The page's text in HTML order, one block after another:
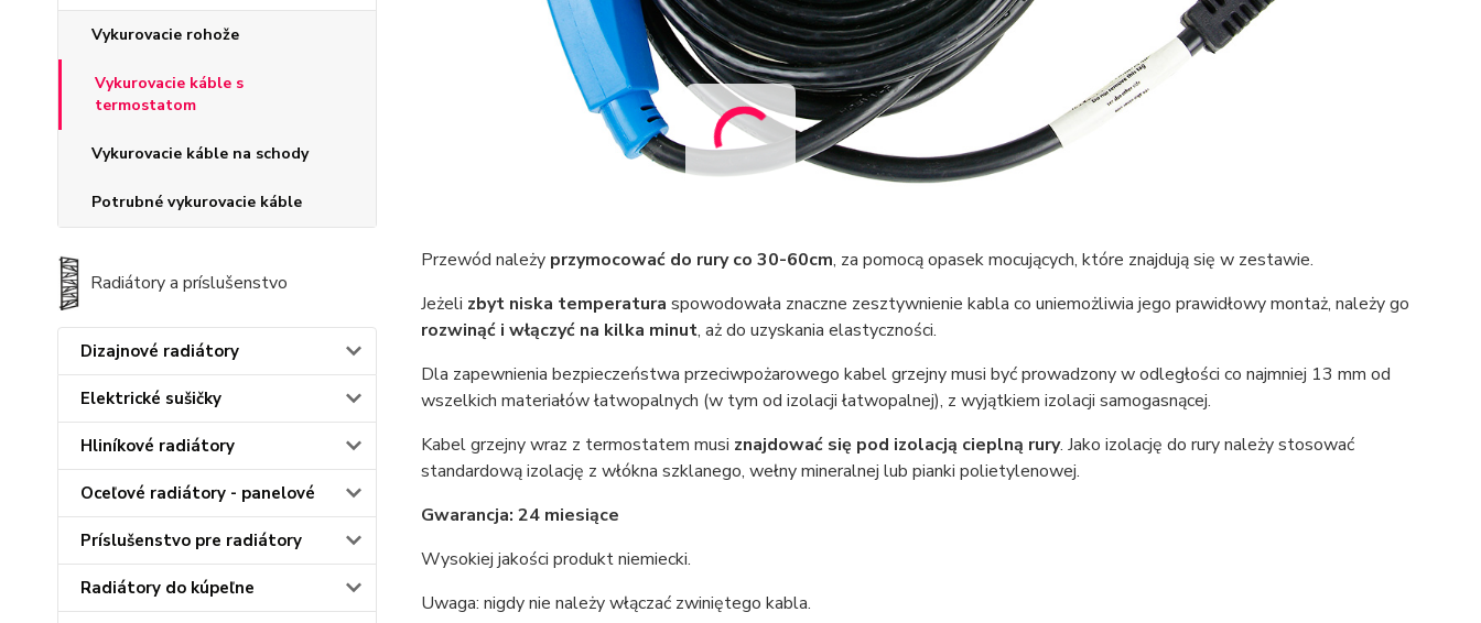
Vykurovacie rohože
Vykurovacie káble s
termostatom
Vykurovacie káble na schody
Potrubné vykurovacie káble
Radiátory a príslušenstvo
Dizajnové radiátory
Elektrické sušičky
Hliníkové radiátory
Oceľové radiátory - panelové
Príslušenstvo pre radiátory
Radiátory do kúpeľne
Przewód należy przymocować do rury co 30-60cm, za pomocą opasek mocujących, które znajdują się w zestawie.
Jeżeli zbyt niska temperatura spowodowała znaczne zesztywnienie kabla co uniemożliwia jego prawidłowy montaż, należy go
rozwinąć i włączyć na kilka minut, aż do uzyskania elastyczności.
Dla zapewnienia bezpieczeństwa przeciwpożarowego kabel grzejny musi być prowadzony w odległości co najmniej 13 mm od
wszelkich materiałów łatwopalnych (w tym od izolacji łatwopalnej), z wyjątkiem izolacji samogasnącej.
Kabel grzejny wraz z termostatem musi znajdować się pod izolacją cieplną rury. Jako izolację do rury należy stosować
standardową izolację z włókna szklanego, wełny mineralnej lub pianki polietylenowej.
Gwarancja: 24 miesiące
Wysokiej jakości produkt niemiecki.
Uwaga: nigdy nie należy włączać zwiniętego kabla.